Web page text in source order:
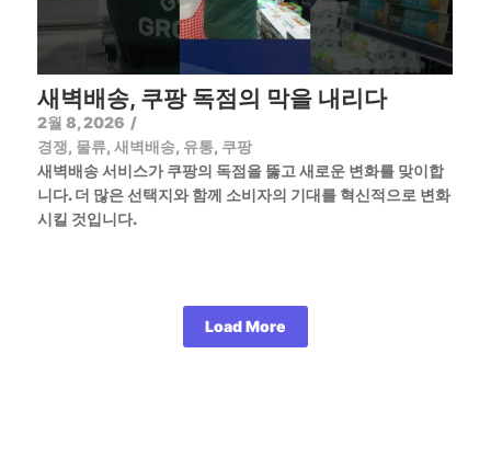
새벽배송, 쿠팡 독점의 막을 내리다
2월 8, 2026 /
경쟁, 물류, 새벽배송, 유통, 쿠팡
새벽배송 서비스가 쿠팡의 독점을 뚫고 새로운 변화를 맞이합
니다. 더 많은 선택지와 함께 소비자의 기대를 혁신적으로 변화
시킬 것입니다.
Load More